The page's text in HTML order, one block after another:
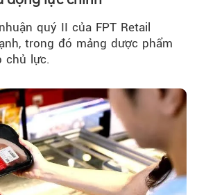
quý II của FPT Retail
trong đó mảng dược phẩm
chủ lực.